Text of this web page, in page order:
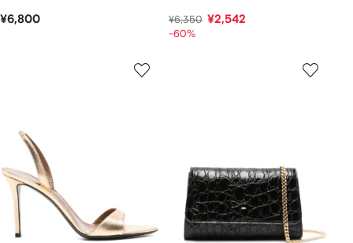
¥6,800 ¥6,350 ¥2,542
-60%